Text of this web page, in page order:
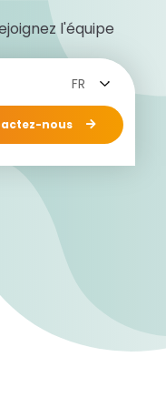
l'équipe
FR
nous